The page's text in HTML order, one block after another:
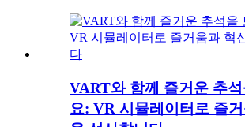
VART와 함께 즐거운 추석
요: VR 시뮬레이터로 즐